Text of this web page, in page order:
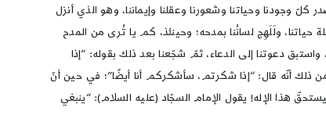
وجودنا وحياتنا وشعورنا وعقلنا وإيماننا، وهو الذي أنزل
حياتنا، ولَلَهِج لسانُنا بمدحه؛ وحينئذ، كم يا تُرى من المدح
دعوتنا إلى الدعاء، ثمّ شجّعنا بعد ذلك بقوله: “إذا
ذلك أنّه قال: “إذا شكرتم، سأشكركم أنا أيضًا”؛ في حين أنّ
هذا الإله! يقول الإمام السجّاد (عليه السلام): “ينبغي